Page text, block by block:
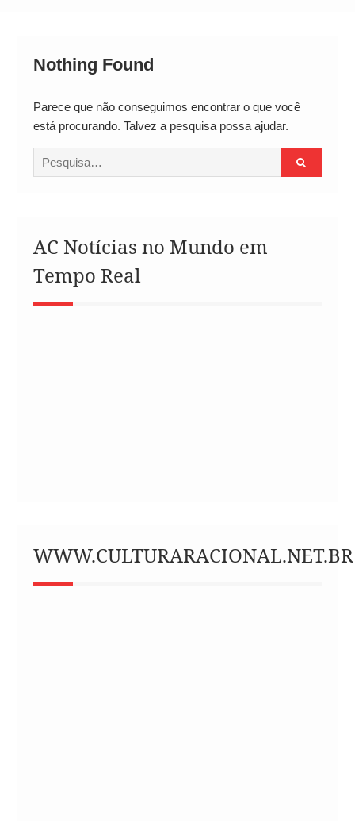
Nothing Found
Parece que não conseguimos encontrar o que você
está procurando. Talvez a pesquisa possa ajudar.
Procurar
por:
AC Notícias no Mundo em
Tempo Real
WWW.CULTURARACIONAL.NET.BR